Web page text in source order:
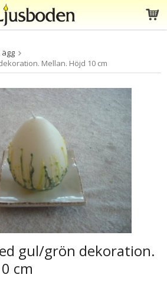
Produkten har blivit
tillagd i varukorgen
Mellan. Höjd 10 cm
gul/grön dekoration.
cm